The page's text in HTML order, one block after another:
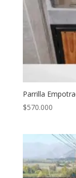
Parrilla
$570.000